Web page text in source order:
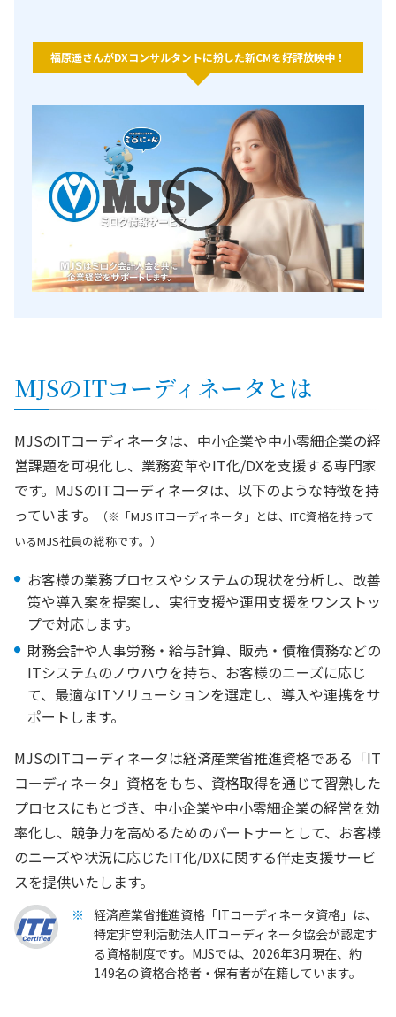
福原遥さんがDXコンサルタントに扮した新CMを好評放映中！
MJSのITコーディネータとは
MJSのITコーディネータは、中小企業や中小零細企業の経
営課題を可視化し、業務変革やIT化/DXを支援する専門家
です。MJSのITコーディネータは、以下のような特徴を持
っています。
（※「MJS ITコーディネータ」とは、ITC資格を持って
いるMJS社員の総称です。）
お客様の業務プロセスやシステムの現状を分析し、改善
策や導入案を提案し、実行支援や運用支援をワンストッ
プで対応します。
財務会計や人事労務・給与計算、販売・債権債務などの
ITシステムのノウハウを持ち、お客様のニーズに応じ
て、最適なITソリューションを選定し、導入や連携をサ
ポートします。
MJSのITコーディネータは経済産業省推進資格である「IT
コーディネータ」資格をもち、資格取得を通じて習熟した
プロセスにもとづき、中小企業や中小零細企業の経営を効
率化し、競争力を高めるためのパートナーとして、お客様
のニーズや状況に応じたIT化/DXに関する伴走支援サービ
スを提供いたします。
経済産業省推進資格「ITコーディネータ資格」は、
特定非営利活動法人ITコーディネータ協会が認定す
る資格制度です。MJSでは、2026年3月現在、約
149名の資格合格者・保有者が在籍しています。